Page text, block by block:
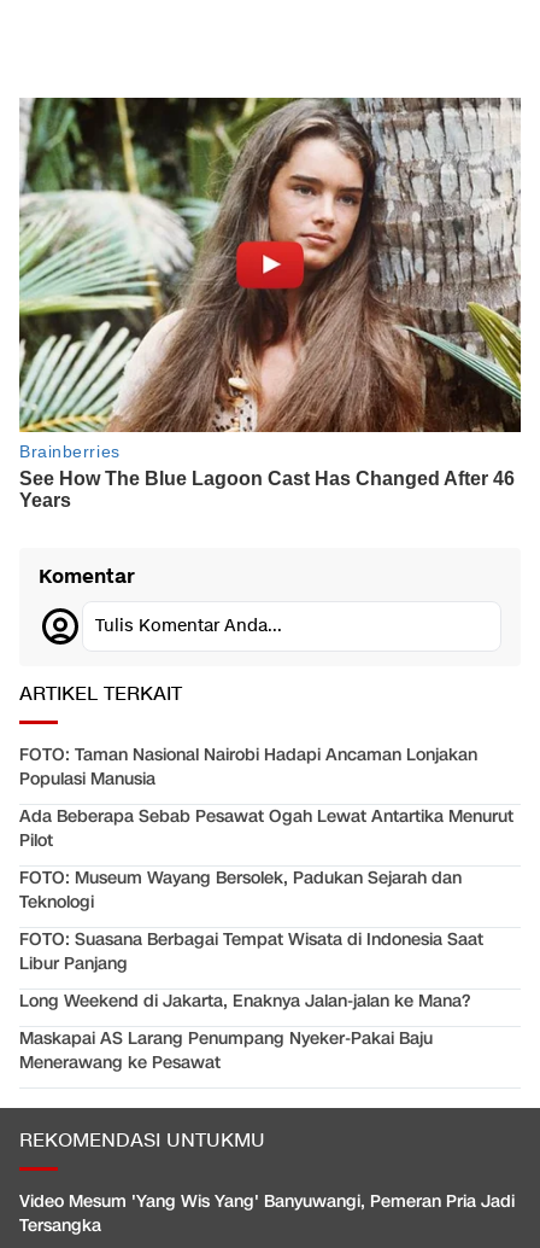
Komentar
Tulis Komentar Anda...
ARTIKEL TERKAIT
FOTO: Taman Nasional Nairobi Hadapi Ancaman Lonjakan
Populasi Manusia
Ada Beberapa Sebab Pesawat Ogah Lewat Antartika Menurut
Pilot
FOTO: Museum Wayang Bersolek, Padukan Sejarah dan
Teknologi
FOTO: Suasana Berbagai Tempat Wisata di Indonesia Saat
Libur Panjang
Long Weekend di Jakarta, Enaknya Jalan-jalan ke Mana?
Maskapai AS Larang Penumpang Nyeker-Pakai Baju
Menerawang ke Pesawat
REKOMENDASI UNTUKMU
Video Mesum 'Yang Wis Yang' Banyuwangi, Pemeran Pria Jadi
Tersangka